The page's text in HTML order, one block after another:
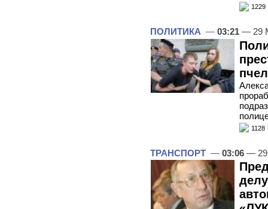
1229
ПОЛИТИКА — 03:21 — 29
1128
ТРАНСПОРТ — 03:06 — 29